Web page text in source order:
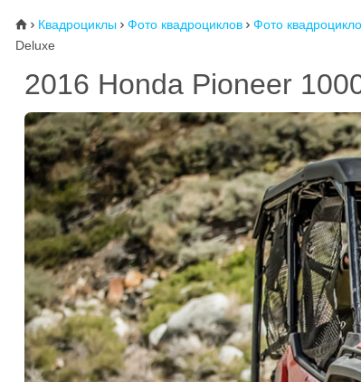
⌂  Квадроциклы  Фото квадроциклов  Фото
Deluxe
2016 Honda Pioneer